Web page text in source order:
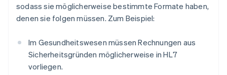
sodass sie möglicherweise bestimmte Formate haben,
denen sie folgen müssen. Zum Beispiel:
Im Gesundheitswesen müssen Rechnungen aus
Sicherheitsgründen möglicherweise in HL7
vorliegen.